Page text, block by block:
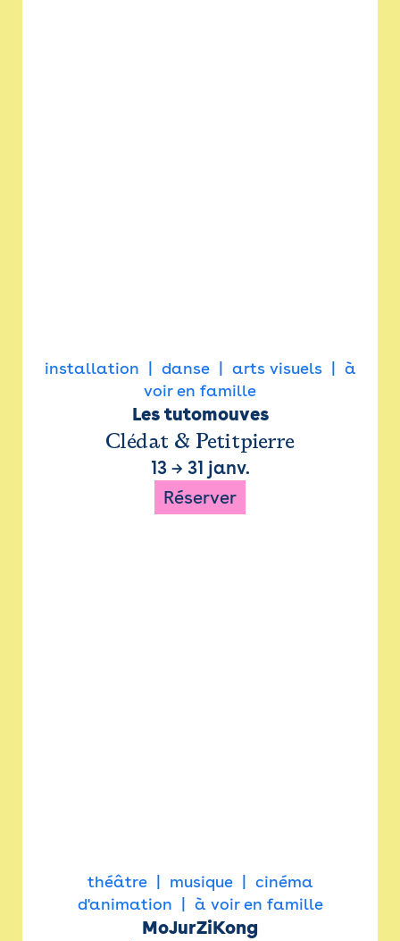
installation danse arts visuels
à
voir en famille
Les tutomouves
Clédat & Petitpierre
13→ 31 janv.
Réserver
théâtre musique
cinéma
d'animation
à voir en famille
MoJurZiKong